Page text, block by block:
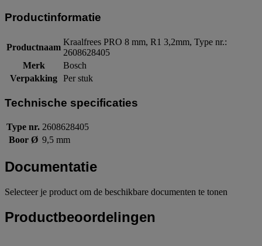
Productinformatie
Productnaam
Kraalfrees PRO 8 mm, R1 3,2mm, Type nr.:
2608628405
Merk
Bosch
Verpakking Per stuk
Technische specificaties
Type nr. 2608628405
Boor Ø 9,5 mm
Documentatie
Selecteer je product om de beschikbare documenten te tonen
Productbeoordelingen